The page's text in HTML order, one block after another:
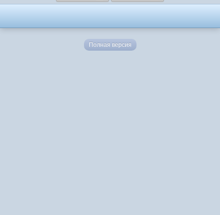
Полная версия